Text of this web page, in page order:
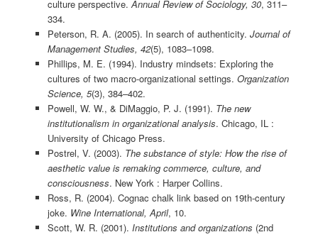
culture perspective.Annual Review of Sociology, 30, 311–
334.
Peterson, R. A. (2005). In search of authenticity. Journal of
Management Studies, 42(5), 1083–1098.
Phillips, M. E. (1994). Industry mindsets: Exploring the
cultures of two macro-organizational settings. Organization
Science, 5(3), 384–402.
Powell, W. W., & DiMaggio, P. J. (1991). The new
institutionalism in organizational analysis. Chicago, IL :
University of Chicago Press.
Postrel, V. (2003). The substance of style: How the rise of
aesthetic value is remaking commerce, culture, and
consciousness. New York : Harper Collins.
Ross, R. (2004). Cognac chalk link based on 19th-century
joke. Wine International, April, 10.
Scott, W. R. (2001). Institutions and organizations (2nd